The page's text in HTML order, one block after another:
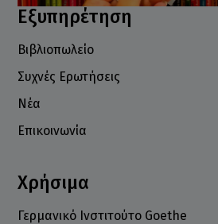
Εξυπηρέτηση
Βιβλιοπωλείο
Συχνές Ερωτήσεις
Νέα
Επικοινωνία
Χρήσιμα
Γερμανικό Ινστιτούτο Goethe